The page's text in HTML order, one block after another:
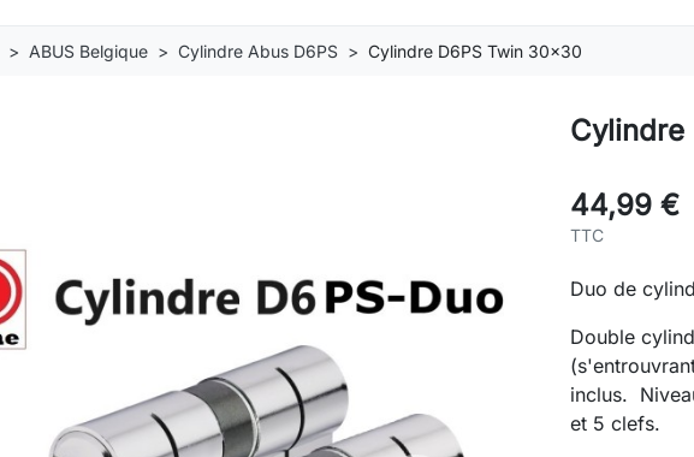
ABUS Belgique Cylindre Abus D6PS Cylindre D6PS Twin 30x30
Cylindre
44,99 €
TTC
Duo de
Double
inclus.
et 5 clefs.